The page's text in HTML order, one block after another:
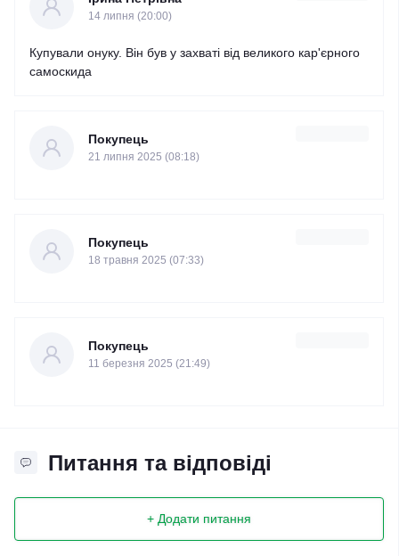
14 липня (20:00)
Купували онуку. Він був у захваті від великого кар'єрного
самоскида
Покупець
21 липня 2025 (08:18)
Покупець
18 травня 2025 (07:33)
Покупець
11 березня 2025 (21:49)
Питання та відповіді
+ Додати питання